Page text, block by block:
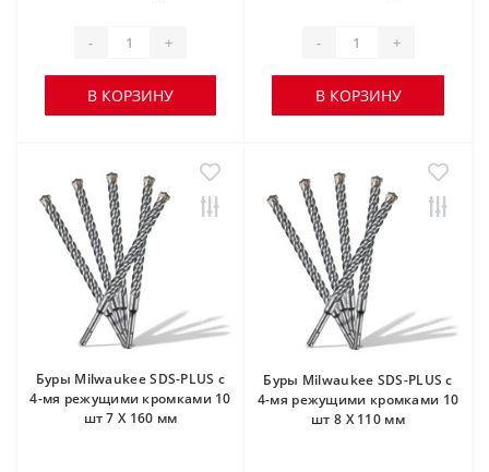
- +
В КОРЗИНУ
- +
В КОРЗИНУ
Буры Milwaukee SDS-PLUS с
4-мя режущими кромками 10
шт 7 X 160 мм
Буры Milwaukee SDS-PLUS с
4-мя режущими кромками 10
шт 8 X 110 мм